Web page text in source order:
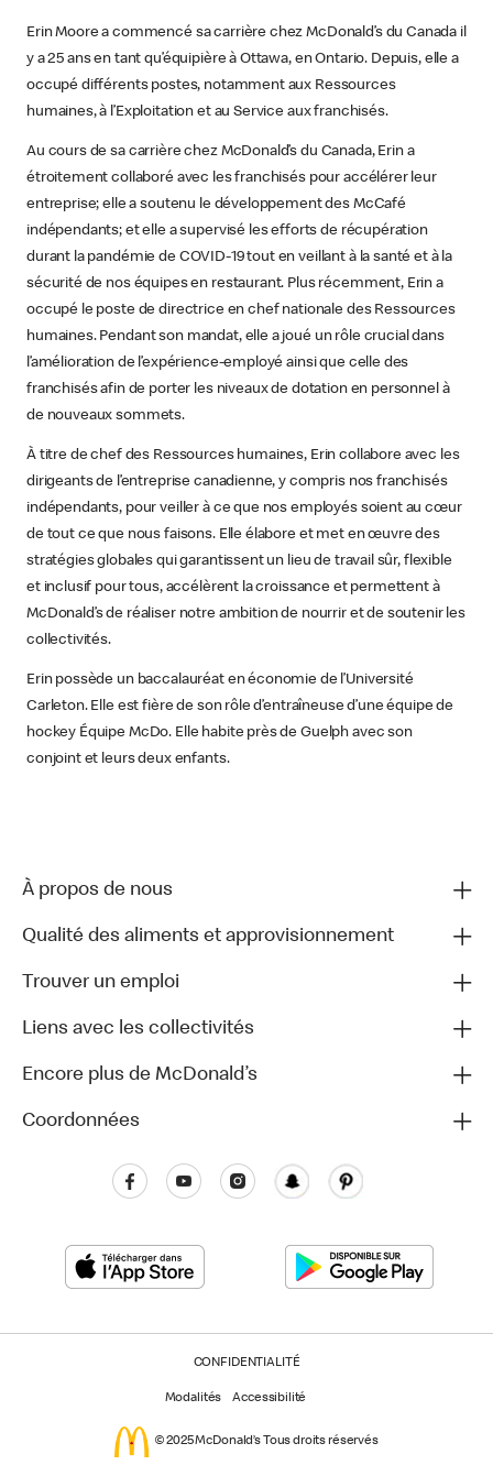
Erin Moore a commencé sa carrière chez McDonald’s du Canada il
y a 25 ans en tant qu’équipière à Ottawa, en Ontario. Depuis, elle a
occupé différents postes, notamment aux Ressources
humaines, à l’Exploitation et au Service aux franchisés.
Au cours de sa carrière chez McDonald’s du Canada, Erin a
étroitement collaboré avec les franchisés pour accélérer leur
entreprise; elle a soutenu le développement des McCafé
indépendants; et elle a supervisé les efforts de récupération
durant la pandémie de COVID-19 tout en veillant à la santé et à la
sécurité de nos équipes en restaurant. Plus récemment, Erin a
occupé le poste de directrice en chef nationale des Ressources
humaines. Pendant son mandat, elle a joué un rôle crucial dans
l’amélioration de l’expérience-employé ainsi que celle des
franchisés afin de porter les niveaux de dotation en personnel à
de nouveaux sommets.
À titre de chef des Ressources humaines, Erin collabore avec les
dirigeants de l’entreprise canadienne, y compris nos franchisés
indépendants, pour veiller à ce que nos employés soient au cœur
de tout ce que nous faisons. Elle élabore et met en œuvre des
stratégies globales qui garantissent un lieu de travail sûr, flexible
et inclusif pour tous, accélèrent la croissance et permettent à
McDonald’s de réaliser notre ambition de nourrir et de soutenir les
collectivités.
Erin possède un baccalauréat en économie de l’Université
Carleton. Elle est fière de son rôle d’entraîneuse d’une équipe de
hockey Équipe McDo. Elle habite près de Guelph avec son
conjoint et leurs deux enfants.
À propos de nous
Qualité des aliments et approvisionnement
Trouver un emploi
Liens avec les collectivités
Encore plus de McDonald’s
Coordonnées
CONFIDENTIALITÉ
Modalités Accessibilité
© 2025 McDonald’s Tous droits réservés